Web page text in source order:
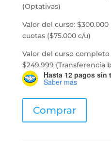
(Optativas)
Valor del curso:
cuotas ($75.000 c/u)
Valor del curso completo
$249.999 (Transferencia
Hasta 12 pagos sin
Saber más
Pediatrica
cantidad
Comprar